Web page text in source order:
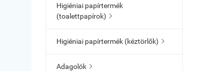
Higiéniai papírtermék
(toalettpapírok) 
Higiéniai papírtermék (kéztörlők) 
Adagolók 